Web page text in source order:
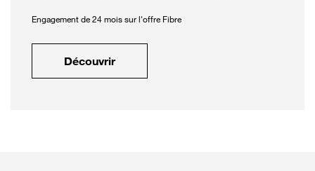
Engagement de 24 mois sur l'offre Fibre
Découvrir